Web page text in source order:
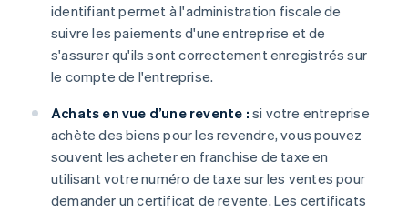
identifiant permet à l'administration fiscale de
suivre les paiements d'une entreprise et de
s'assurer qu'ils sont correctement enregistrés sur
le compte de l'entreprise.
Achats en vue d’une revente : si votre entreprise
achète des biens pour les revendre, vous pouvez
souvent les acheter en franchise de taxe en
utilisant votre numéro de taxe sur les ventes pour
demander un certificat de revente. Les certificats